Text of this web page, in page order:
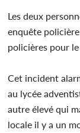
Les deux
enquête
policières pour le
Cet incident
au lycée
autre élevé qui
locale il y a un